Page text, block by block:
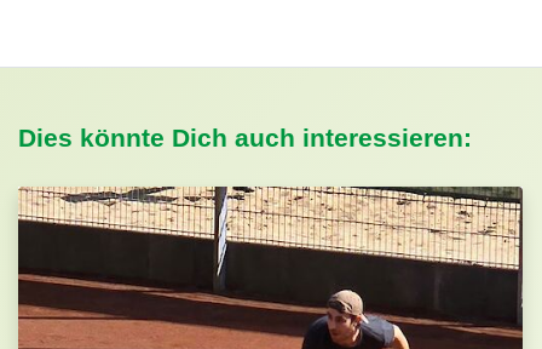
Dies könnte Dich auch interessieren: